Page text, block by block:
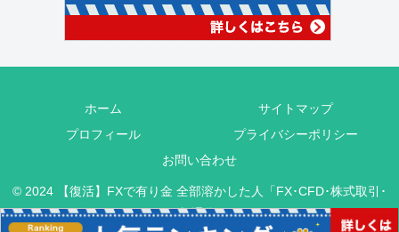
ホーム
サイトマップ
プロフィール
プライバシーポリシー
お問い合わせ
© 2024 【復活】FXで有り金 全部溶かした人「FX･CFD･株式取引･
仮想通貨」.